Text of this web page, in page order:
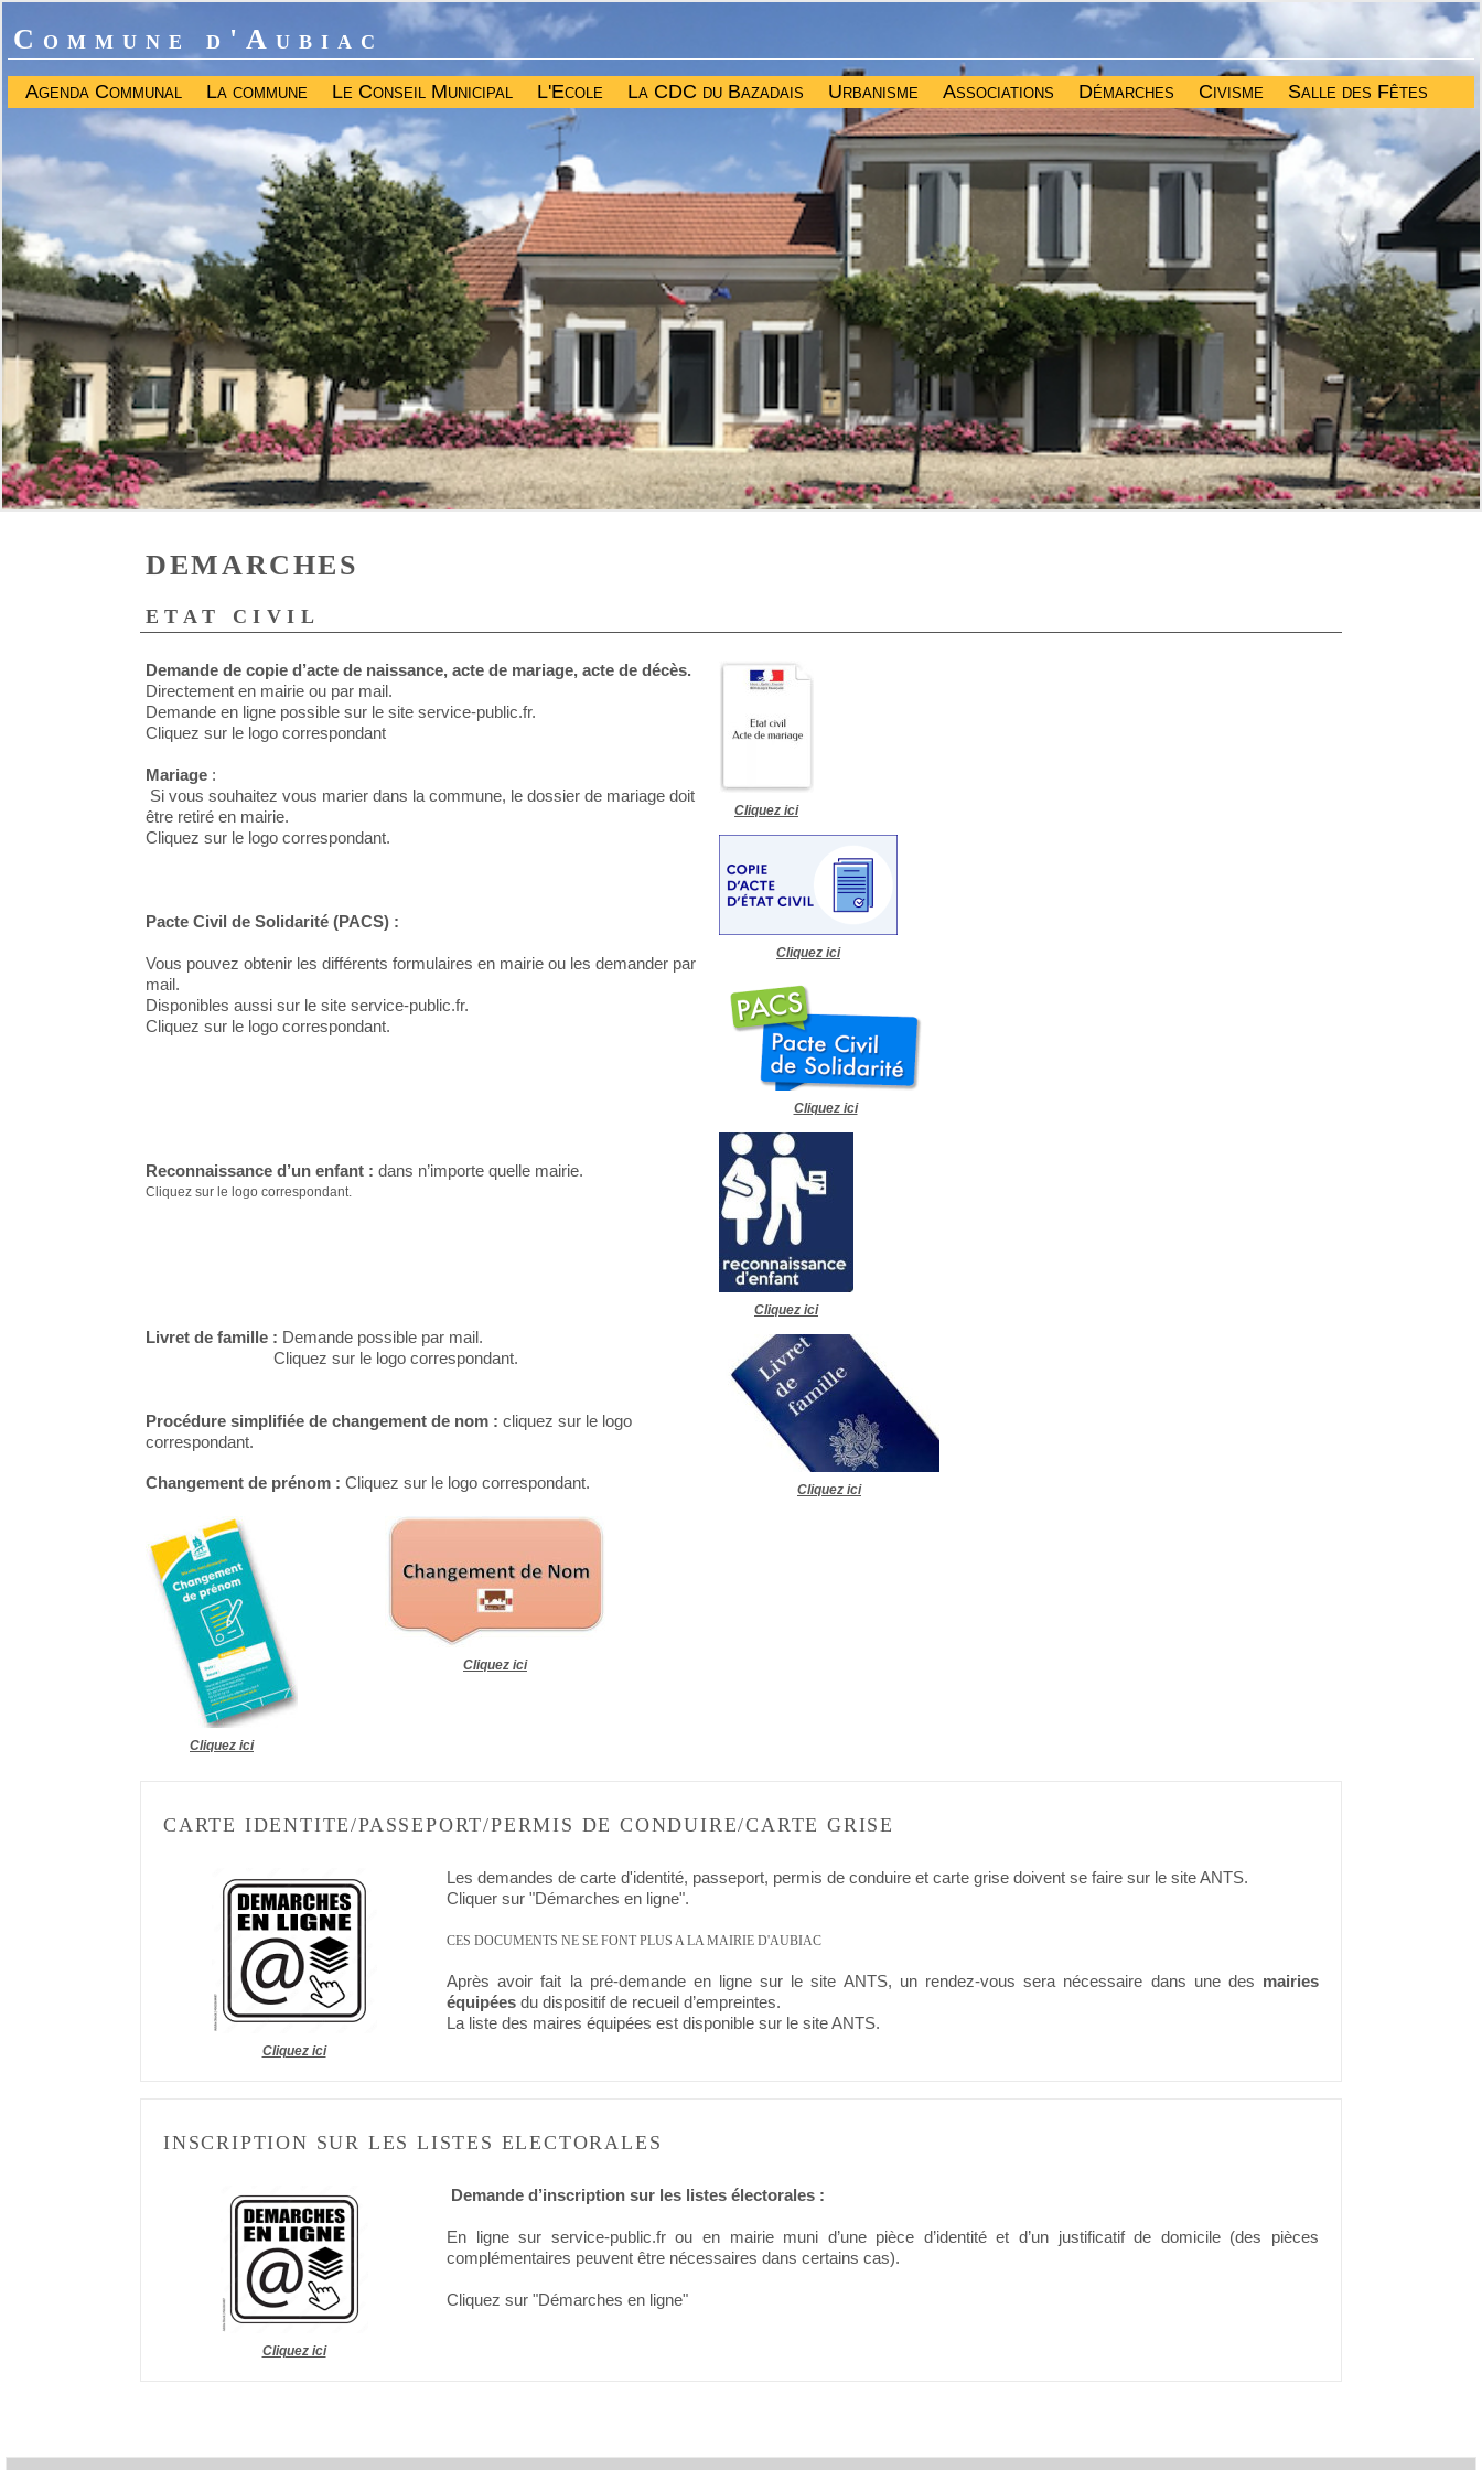
Commune d'Aubiac
Agenda Communal La commune Le Conseil Municipal L'Ecole La CDC du Bazadais Urbanisme Associations Démarches Civisme Salle des Fêtes
DEMARCHES
ETAT CIVIL
Demande de copie d’acte de naissance, acte de mariage, acte de décès.
Directement en mairie ou par mail.
Demande en ligne possible sur le site service-public.fr.
Cliquez sur le logo correspondant
Mariage :
Si vous souhaitez vous marier dans la commune, le dossier de mariage doit
être retiré en mairie.
Cliquez sur le logo correspondant.
Pacte Civil de Solidarité (PACS) :
Vous pouvez obtenir les différents formulaires en mairie ou les demander par
mail.
Disponibles aussi sur le site service-public.fr.
Cliquez sur le logo correspondant.
Reconnaissance d’un enfant : dans n’importe quelle mairie.
Cliquez sur le logo correspondant.
Livret de famille : Demande possible par mail.
Cliquez sur le logo correspondant.
Procédure simplifiée de changement de nom : cliquez sur le logo
correspondant.
Changement de prénom : Cliquez sur le logo correspondant.
Cliquez ici
Cliquez ici
Cliquez ici
Cliquez ici
Cliquez ici
Cliquez ici
Cliquez ici
CARTE IDENTITE/PASSEPORT/PERMIS DE CONDUIRE/CARTE GRISE
Cliquez ici
Les demandes de carte d'identité, passeport, permis de conduire et carte grise doivent se faire sur le site ANTS.
Cliquer sur "Démarches en ligne".
CES DOCUMENTS NE SE FONT PLUS A LA MAIRIE D'AUBIAC
Après avoir fait la pré-demande en ligne sur le site ANTS, un rendez-vous sera nécessaire dans une des mairies
équipées du dispositif de recueil d’empreintes.
La liste des maires équipées est disponible sur le site ANTS.
INSCRIPTION SUR LES LISTES ELECTORALES
Cliquez ici
Demande d’inscription sur les listes électorales :
En ligne sur service-public.fr ou en mairie muni d’une pièce d’identité et d’un justificatif de domicile (des pièces
complémentaires peuvent être nécessaires dans certains cas).
Cliquez sur "Démarches en ligne"